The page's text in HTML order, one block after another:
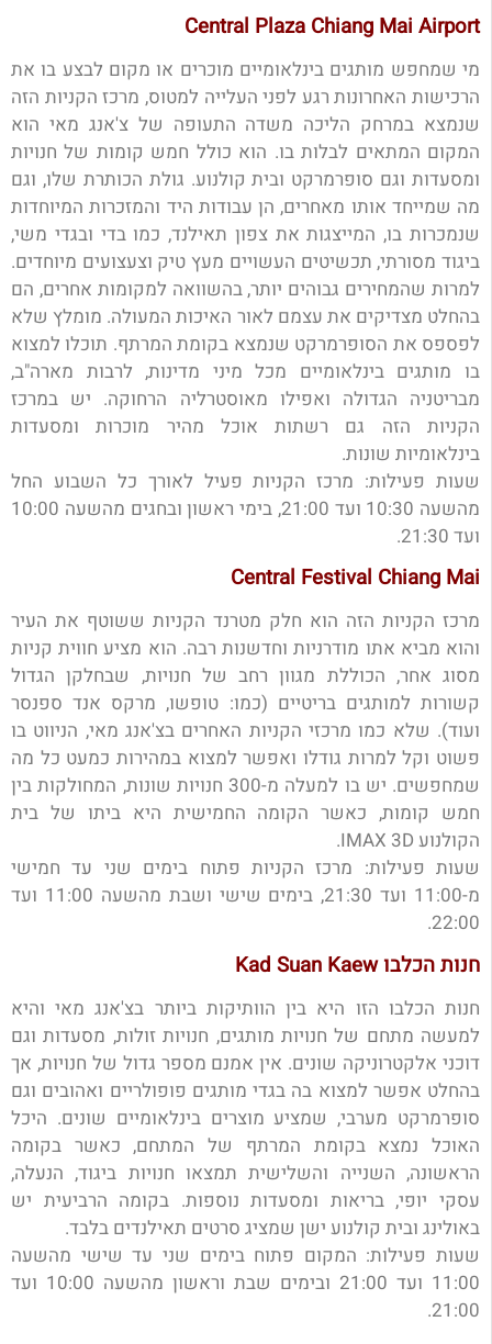
Central Plaza Chiang Mai Airport
מי שמחפש מותגים בינלאומיים מוכרים או מקום לבצע בו את
הרכישות האחרונות רגע לפני העלייה למטוס, מרכז הקניות הזה
שנמצא במרחק הליכה משדה התעופה של צ'אנג מאי הוא
המקום המתאים לבלות בו. הוא כולל חמש קומות של חנויות
ומסעדות וגם סופרמרקט ובית קולנוע. גולת הכותרת שלו, וגם
מה שמייחד אותו מאחרים, הן עבודות היד והמזכרות המיוחדות
שנמכרות בו, המייצגות את צפון תאילנד, כמו בדי ובגדי משי,
ביגוד מסורתי, תכשיטים העשויים מעץ טיק וצעצועים מיוחדים.
למרות שהמחירים גבוהים יותר, בהשוואה למקומות אחרים, הם
בהחלט מצדיקים את עצמם לאור האיכות המעולה. מומלץ שלא
לפספס את הסופרמרקט שנמצא בקומת המרתף. תוכלו למצוא
בו מותגים בינלאומיים מכל מיני מדינות, לרבות מארה"ב,
מבריטניה הגדולה ואפילו מאוסטרליה הרחוקה. יש במרכז
הקניות הזה גם רשתות אוכל מהיר מוכרות ומסעדות
בינלאומיות שונות.
שעות פעילות: מרכז הקניות פעיל לאורך כל השבוע החל
מהשעה 10:30 ועד 21:00, בימי ראשון ובחגים מהשעה 10:00
ועד 21:30.
Central Festival Chiang Mai
מרכז הקניות הזה הוא חלק מטרנד הקניות ששוטף את העיר
והוא מביא אתו מודרניות וחדשנות רבה. הוא מציע חווית קניות
מסוג אחר, הכוללת מגוון רחב של חנויות, שבחלקן הגדול
קשורות למותגים בריטיים (כמו: טופשו, מרקס אנד ספנסר
ועוד). שלא כמו מרכזי הקניות האחרים בצ'אנג מאי, הניווט בו
פשוט וקל למרות גודלו ואפשר למצוא במהירות כמעט כל מה
שמחפשים. יש בו למעלה מ-300 חנויות שונות, המחולקות בין
חמש קומות, כאשר הקומה החמישית היא ביתו של בית
הקולנוע IMAX 3D.
שעות פעילות: מרכז הקניות פתוח בימים שני עד חמישי
מ-11:00 ועד 21:30, בימים שישי ושבת מהשעה 11:00 ועד
22:00.
חנות הכלבו Kad Suan Kaew
חנות הכלבו הזו היא בין הוותיקות ביותר בצ'אנג מאי והיא
למעשה מתחם של חנויות מותגים, חנויות זולות, מסעדות וגם
דוכני אלקטרוניקה שונים. אין אמנם מספר גדול של חנויות, אך
בהחלט אפשר למצוא בה בגדי מותגים פופולריים ואהובים וגם
סופרמרקט מערבי, שמציע מוצרים בינלאומיים שונים. היכל
האוכל נמצא בקומת המרתף של המתחם, כאשר בקומה
הראשונה, השנייה והשלישית תמצאו חנויות ביגוד, הנעלה,
עסקי יופי, בריאות ומסעדות נוספות. בקומה הרביעית יש
באולינג ובית קולנוע ישן שמציג סרטים תאילנדים בלבד.
שעות פעילות: המקום פתוח בימים שני עד שישי מהשעה
11:00 ועד 21:00 ובימים שבת וראשון מהשעה 10:00 ועד
21:00.